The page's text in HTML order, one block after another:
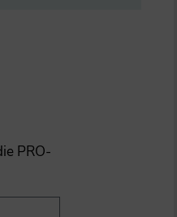
PRO-